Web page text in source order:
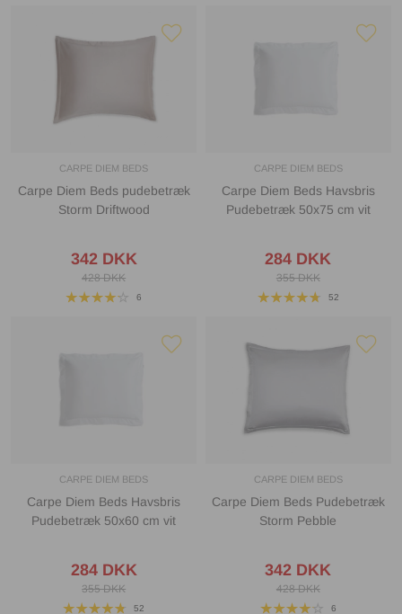
CARPE DIEM BEDS
Carpe Diem Beds pudebetræk
Storm Driftwood
342 DKK
428 DKK
6
CARPE DIEM BEDS
Carpe Diem Beds Havsbris
Pudebetræk 50x75 cm vit
284 DKK
355 DKK
52
CARPE DIEM BEDS
Carpe Diem Beds Havsbris
Pudebetræk 50x60 cm vit
284 DKK
355 DKK
52
CARPE DIEM BEDS
Carpe Diem Beds Pudebetræk
Storm Pebble
342 DKK
428 DKK
6